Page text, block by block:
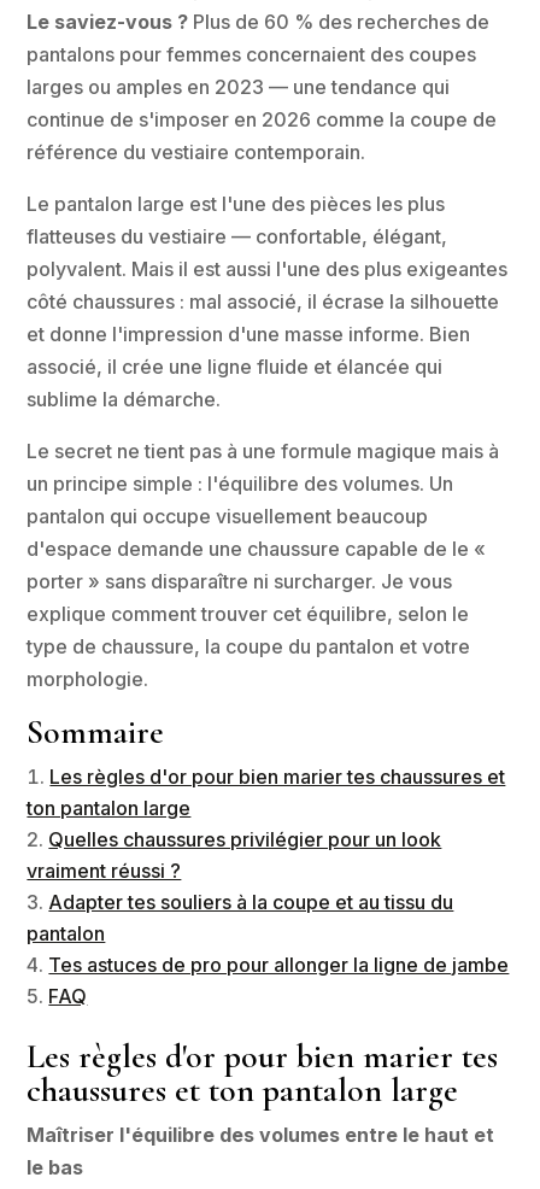
Le saviez-vous ? Plus de 60 % des recherches de
pantalons pour femmes concernaient des coupes
larges ou amples en 2023 — une tendance qui
continue de s'imposer en 2026 comme la coupe de
référence du vestiaire contemporain.
Le pantalon large est l'une des pièces les plus
flatteuses du vestiaire — confortable, élégant,
polyvalent. Mais il est aussi l'une des plus exigeantes
côté chaussures : mal associé, il écrase la silhouette
et donne l'impression d'une masse informe. Bien
associé, il crée une ligne fluide et élancée qui
sublime la démarche.
Le secret ne tient pas à une formule magique mais à
un principe simple : l'équilibre des volumes. Un
pantalon qui occupe visuellement beaucoup
d'espace demande une chaussure capable de le «
porter » sans disparaître ni surcharger. Je vous
explique comment trouver cet équilibre, selon le
type de chaussure, la coupe du pantalon et votre
morphologie.
Sommaire
Les règles d'or pour bien marier tes chaussures et
ton pantalon large
Quelles chaussures privilégier pour un look
vraiment réussi ?
Adapter tes souliers à la coupe et au tissu du
pantalon
Tes astuces de pro pour allonger la ligne de jambe
FAQ
Les règles d'or pour bien marier tes
chaussures et ton pantalon large
Maîtriser l'équilibre des volumes entre le haut et
le bas